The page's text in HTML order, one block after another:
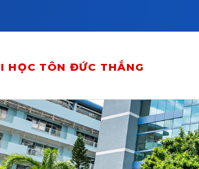
HỌC TÔN ĐỨC THẮNG